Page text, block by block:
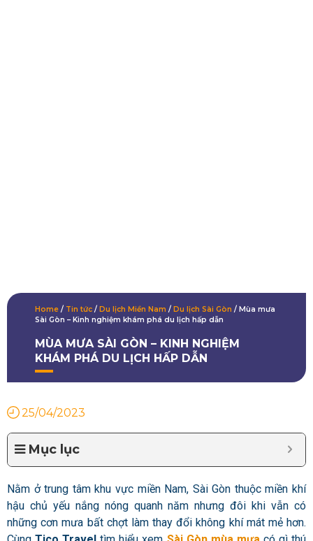
Home / Tin tức / Du lịch Miền Nam / Du lịch Sài Gòn / Mùa mưa
Sài Gòn – Kinh nghiệm khám phá du lịch hấp dẫn
MÙA MƯA SÀI GÒN – KINH NGHIỆM
KHÁM PHÁ DU LỊCH HẤP DẪN
25/04/2023
Mục lục
Nằm ở trung tâm khu vực miền Nam, Sài Gòn thuộc miền khí
hậu chủ yếu nắng nóng quanh năm nhưng đôi khi vẫn có
những cơn mưa bất chợt làm thay đổi không khí mát mẻ hơn.